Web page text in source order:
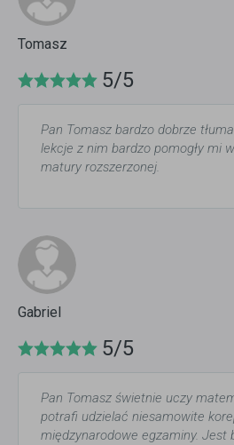
Tomasz
5/5
Pan Tomasz bardzo dobrze
lekcje z nim bardzo pomogły mi
matury rozszerzonej.
Gabriel
5/5
Pan Tomasz świetnie uczy
potrafi udzielać niesamowite
międzynarodowe egzaminy. Jest